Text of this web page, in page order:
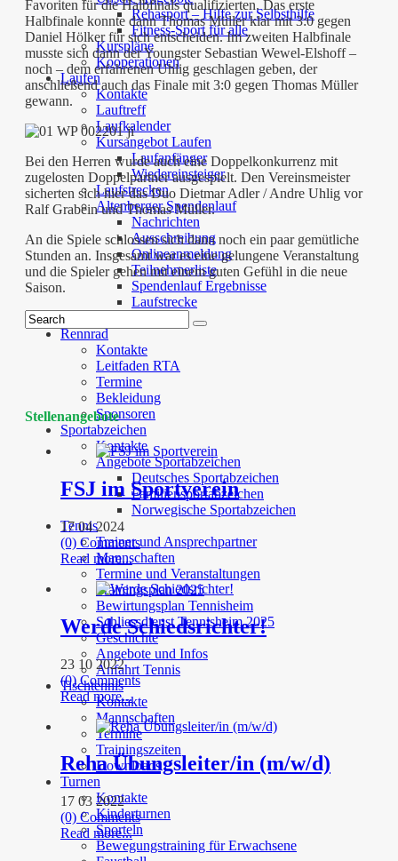
Rehasport – Hilfe zur Selbsthilfe
Fitness-Sport für alle
Kurspläne
Kooperationen
Laufen
Kontakte
Lauftreff
Laufkalender
Kursangebot Laufen
Laufanfänger
Wiedereinsteiger
Laufstrecken
Altenberger Spendenlauf
Nachrichten
Ausschreibung
Onlineanmeldung
Teilnehmerliste
Spendenlauf Ergebnisse
Laufstrecke
Rennrad
Kontakte
Leitfaden RTA
Termine
Bekleidung
Sponsoren
Sportabzeichen
Kontakte
Angebote Sportabzeichen
Deutsches Sportabzeichen
Familiensportabzeichen
Norwegische Sportabzeichen
Tennis
Trainer und Ansprechpartner
Mannschaften
Termine und Veranstaltungen
Trainingsplan 2025
Bewirtungsplan Tennisheim
Schliessdienst Tennisheim 2025
Geschichte
Angebote und Infos
Anfahrt Tennis
Tischtennis
Kontakte
Mannschaften
Termine
Trainingszeiten
Downloads
Turnen
Kontakte
Kinderturnen
Sporteln
Bewegungstraining für Erwachsene
Favoriten für die Halbfinals qualifizierten. Das erste
Halbfinale konnte dann Thomas Müller klar mit 3:0 gegen
Daniel Hölker für sich entscheiden. Im zweiten Halbfinale
musste sich dann der Youngster Sebastian Wewel-Elshoff –
noch – dem erfahrenen Uhlig geschlagen geben, der
anschließend auch das Finale mit 3:0 gegen Thomas Müller
gewann.
Bei den Herren wurde auch eine Doppelkonkurrenz mit
zugelosten Doppelpartner ausgespielt. Den Vereinsmeister
sicherten sich hier das Duo Dietmar Adler / Andre Uhlig vor
Ralf Grabein und Thomas Müller.
An die Spiele schlossen sich dann noch ein paar gemütliche
Stunden an. Insgesamt war es eine gelungene Veranstaltung
und die Spieler gehen mit einem guten Gefühl in die neue
Saison.
Stellenangebote
FSJ im Sportverein
17 04 2024
(0) Comments
Read more...
Werde Schiedsrichter!
23 10 2022
(0) Comments
Read more...
Reha Übungsleiter/in (m/w/d)
17 03 2022
(0) Comments
Read more...